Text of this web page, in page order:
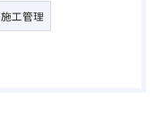
施工管理